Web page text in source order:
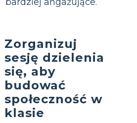
Zorganizuj
sesję dzielenia
się, aby
budować
społeczność w
klasie